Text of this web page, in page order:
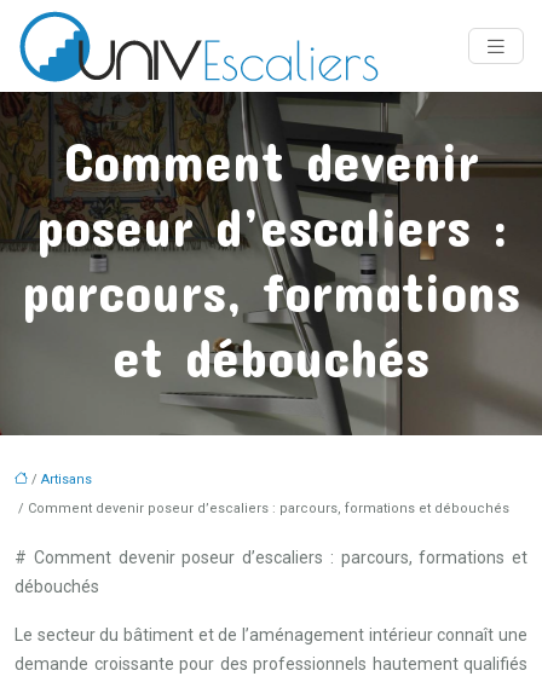
Comment devenir
poseur d’escaliers :
parcours, formations
et débouchés
/ Artisans
/ Comment devenir poseur d’escaliers : parcours, formations et débouchés
# Comment devenir poseur d’escaliers : parcours, formations et
débouchés
Le secteur du bâtiment et de l’aménagement intérieur connaît une
demande croissante pour des professionnels hautement qualifiés